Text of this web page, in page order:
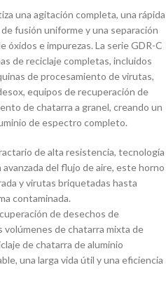
una agitación completa, una rápida
fusión uniforme y una separación
e impurezas. La serie GDR-C
de reciclaje completas, incluidos
de procesamiento de virutas,
equipos de recuperación de
de chatarra a granel, creando un
de espectro completo.
de alta resistencia, tecnología
del flujo de aire, este horno
y virutas briquetadas hasta
contaminada.
de desechos de
volúmenes de chatarra mixta de
de chatarra de aluminio
una larga vida útil y una eficiencia